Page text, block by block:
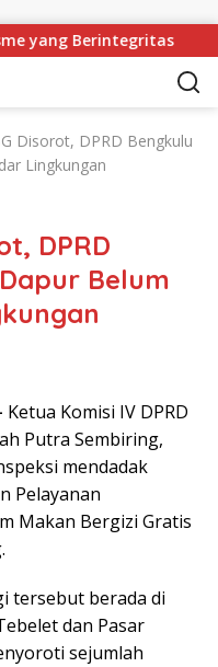
Berintegritas
Disorot, DPRD Bengkulu
Lingkungan
DPRD
Belum
Ketua Komisi IV DPRD
Putra Sembiring,
mendadak
Pelayanan
Makan Bergizi Gratis
tersebut berada di
dan Pasar
sejumlah